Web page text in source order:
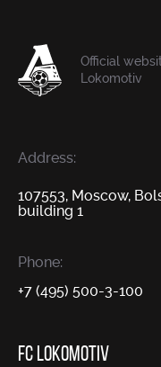
Official
Lokomotiv
Address:
107553, Moscow,
building 1
Phone:
+7 (495) 500-3-100
FC LOKOMOTIV